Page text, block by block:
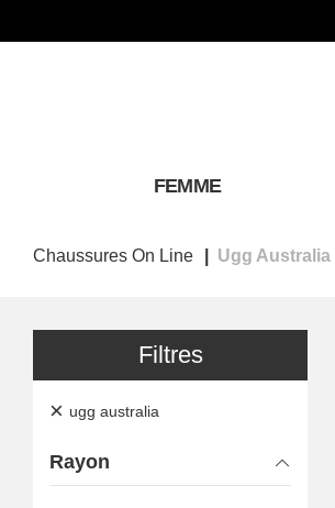
FEMME
Chaussures On Line Ugg Australia
Filtres
× ugg australia
Rayon